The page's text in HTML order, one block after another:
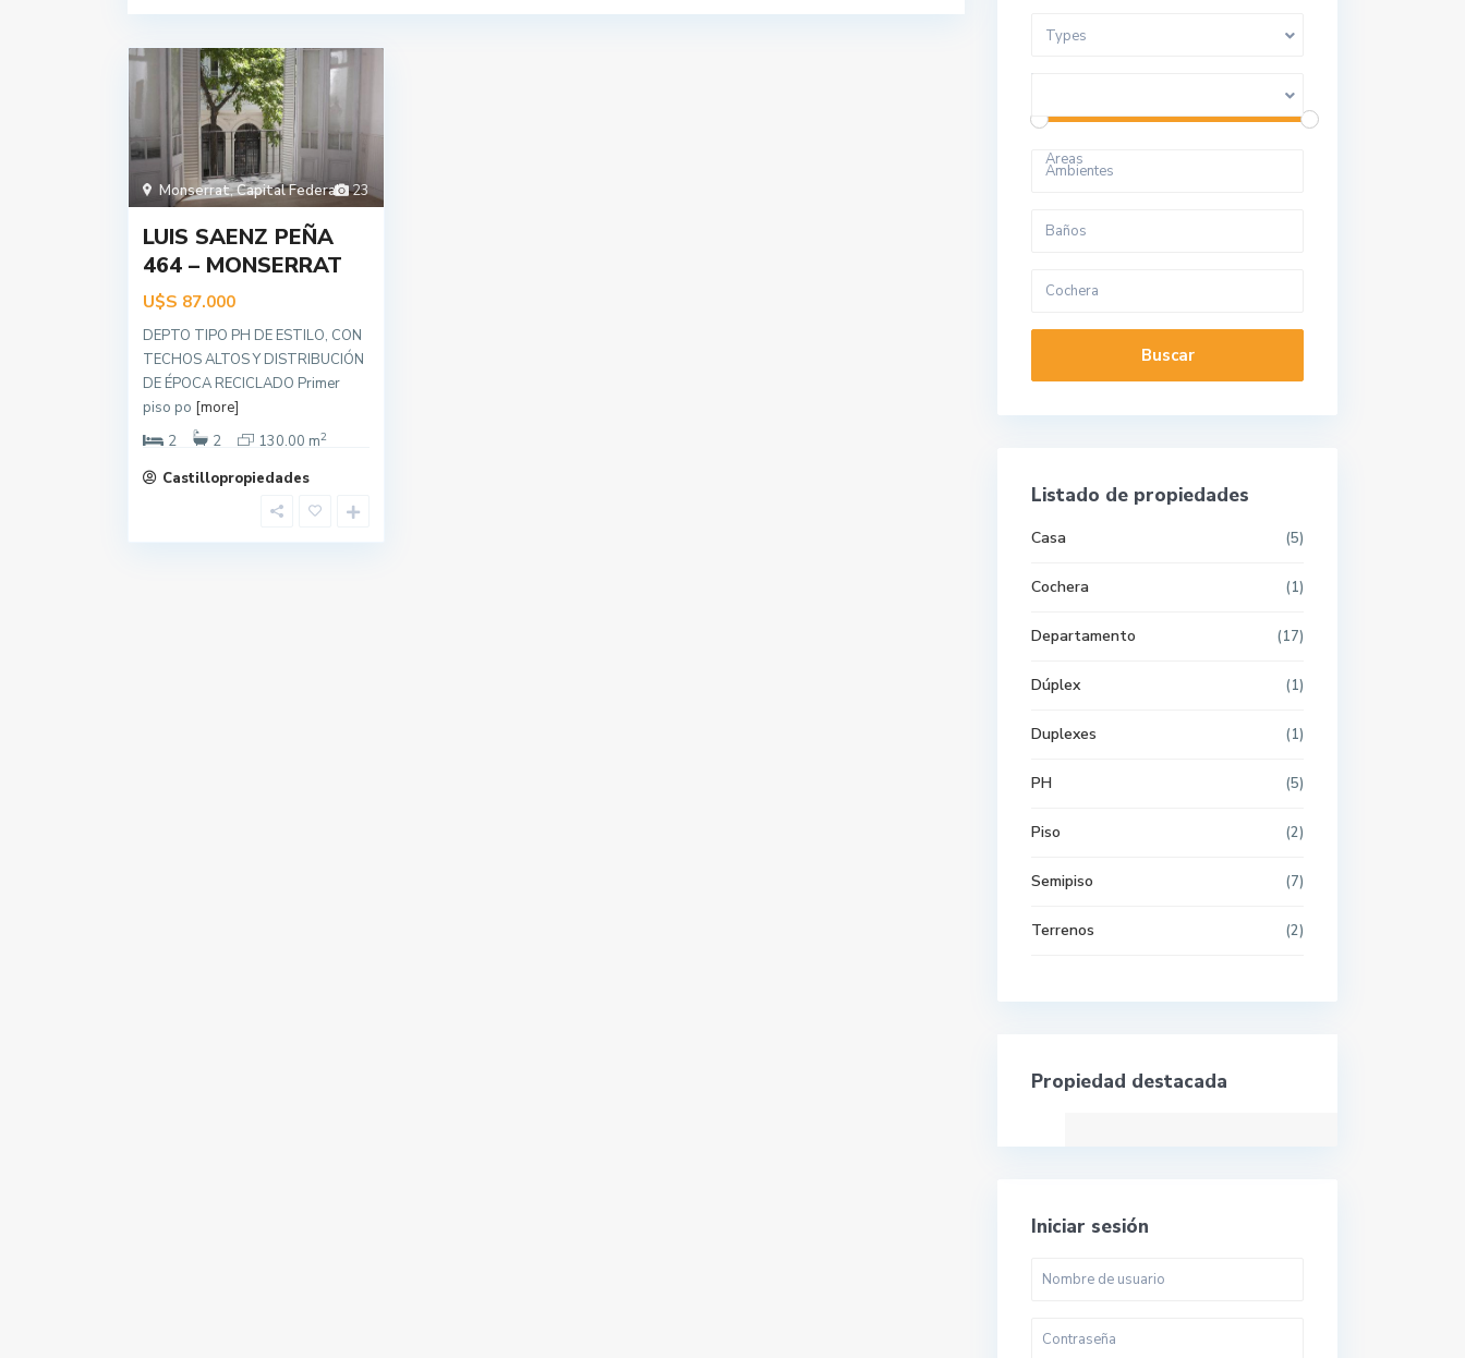
23
Monserrat,Capital Federal
LUIS SAENZ PEÑA
464 – MONSERRAT
U$S 87.000
DEPTO TIPO PH DE ESTILO, CON
TECHOS ALTOS Y DISTRIBUCIÓN
DE ÉPOCA RECICLADO Primer
piso po [more]
2
2 130.00 m2
Castillopropiedades
Types
Price range:
Areas
Buscar
Listado de propiedades
Casa (5)
Cochera (1)
Departamento (17)
Dúplex (1)
Duplexes (1)
PH (5)
Piso (2)
Semipiso (7)
Terrenos (2)
Propiedad destacada
Iniciar sesión